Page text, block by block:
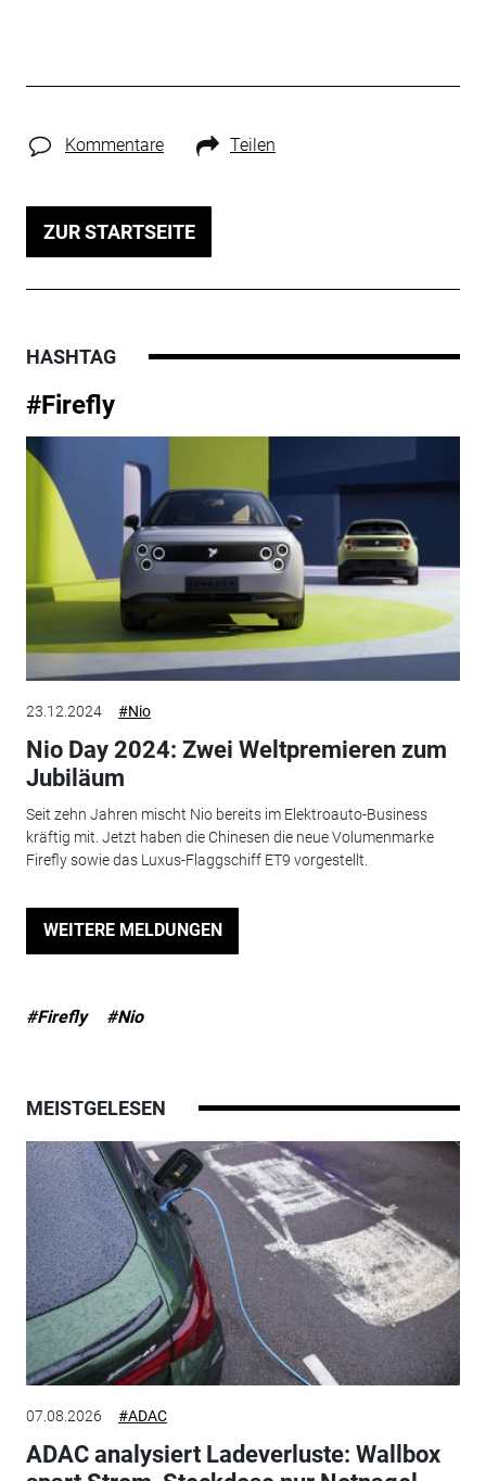
Kommentare Teilen
ZUR STARTSEITE
HASHTAG
#Firefly
23.12.2024 #Nio
Nio Day 2024: Zwei Weltpremieren zum
Jubiläum
Seit zehn Jahren mischt Nio bereits im Elektroauto-Business
kräftig mit. Jetzt haben die Chinesen die neue Volumenmarke
Firefly sowie das Luxus-Flaggschiff ET9 vorgestellt.
WEITERE MELDUNGEN
#Firefly #Nio
MEISTGELESEN
07.08.2026 #ADAC
ADAC analysiert Ladeverluste: Wallbox